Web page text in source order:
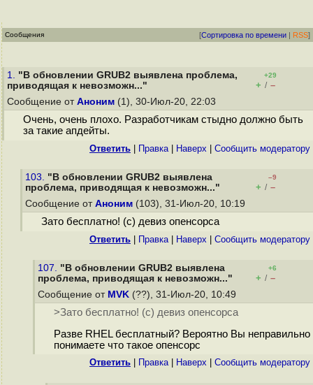
Сообщения [Сортировка по времени | RSS]
1. "В обновлении GRUB2 выявлена проблема,
приводящая к невозможн..."
+29
+ / –
Сообщение от Аноним (1), 30-Июл-20, 22:03
Очень, очень плохо. Разработчикам стыдно должно быть
за такие апдейты.
Ответить Правка| Наверх Cообщить модератору
103. "В обновлении GRUB2 выявлена
проблема, приводящая к невозможн..."
–9
+ / –
Сообщение от Аноним (103), 31-Июл-20, 10:19
Зато бесплатно! (с) девиз опенсорса
Ответить Правка| Наверх Cообщить модератору
107. "В обновлении GRUB2 выявлена
проблема, приводящая к невозможн..."
+6
+ / –
Сообщение от MVK (??), 31-Июл-20, 10:49
>Зато бесплатно! (с) девиз опенсорса
Разве RHEL бесплатный? Вероятно Вы неправильно
понимаете что такое опенсорс
Ответить Правка| Наверх Cообщить модератору